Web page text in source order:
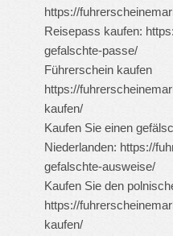
https://
Reisepass kaufen:
gefalschte-passe/
Führerschein kaufen
https://
kaufen/
Kaufen Sie einen
Niederlanden: https://
gefalschte-ausweise/
Kaufen Sie den
https://
kaufen/